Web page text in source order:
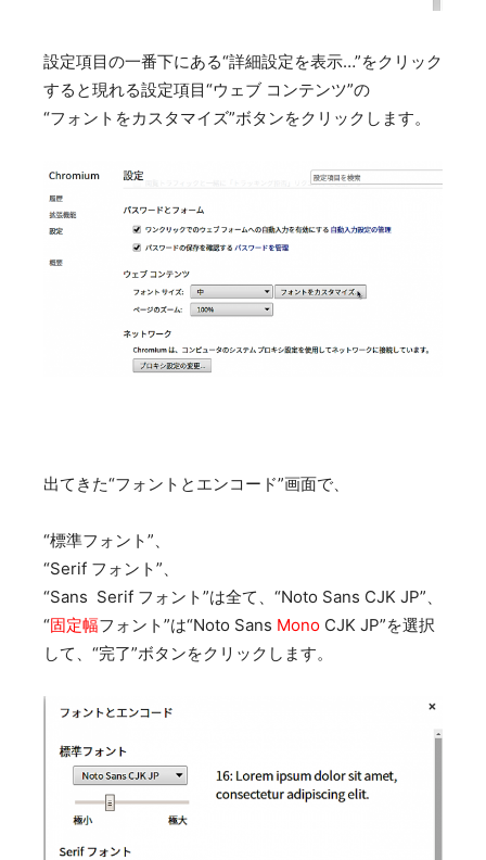
設定項目の一番下にある“詳細設定を表示…”をクリック
すると現れる設定項目“ウェブ コンテンツ”の
“フォントをカスタマイズ”ボタンをクリックします。
出てきた“フォントとエンコード”画面で、
“標準フォント”、
“Serif フォント”、
“Sans Serif フォント”は全て、“Noto Sans CJK JP”、
“固定幅フォント”は“Noto Sans Mono CJK JP”を選択
して、“完了”ボタンをクリックします。